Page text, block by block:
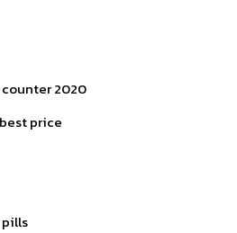
2020
price